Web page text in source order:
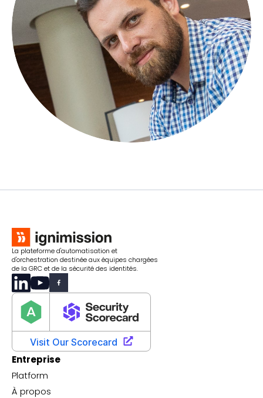
La plateforme d'automatisation et
d'orchestration destinée aux équipes chargées
de la GRC et de la sécurité des identités.
Entreprise
Platform
À propos